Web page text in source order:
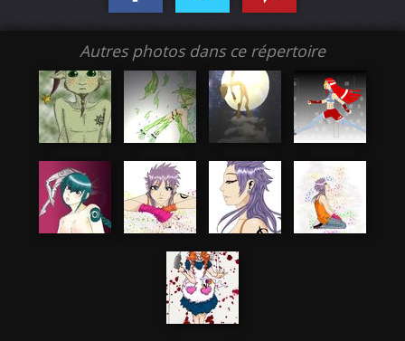
Autres photos dans ce répertoire